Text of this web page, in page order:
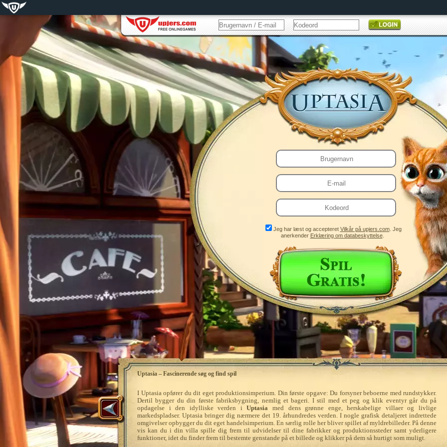
Jeg har læst og accepteret Vilkår på upjers.com. Jeg
anerkender Erklæring om databeskyttelse.
Uptasia – Fascinerende søg og find spil
I Uptasia opfører du dit eget produktionsimperium. Din første opgave: Du forsyner beboerne med rundstykker.
Dertil bygger du din første fabriksbygning, nemlig et bageri. I stil med et peg og klik eventyr går du på
opdagelse i den idylliske verden iUptasia med dens grønne enge, herskabelige villaer og livlige
markedspladser. Uptasia bringer dig nærmere det 19. århundredes verden. I nogle grafisk detaljeret indrettede
omgivelser opbygger du dit eget handelsimperium. En særlig rolle her bliver spillet af myldrebilleder. På denne
vis kan du i din villa spille dig frem til udvidelser til dine fabrikker og produktionssteder samt yderligere
funktioner, idet du finder frem til bestemte genstande på et billede og klikker på dem så hurtigt som muligt.